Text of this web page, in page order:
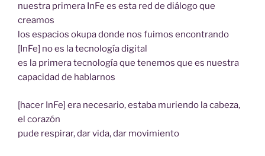
nuestra primera InFe es esta red de diálogo que
creamos
los espacios okupa donde nos fuimos encontrando
[InFe] no es la tecnología digital
es la primera tecnología que tenemos que es nuestra
capacidad de hablarnos
[hacer InFe] era necesario, estaba muriendo la cabeza,
el corazón
pude respirar, dar vida, dar movimiento